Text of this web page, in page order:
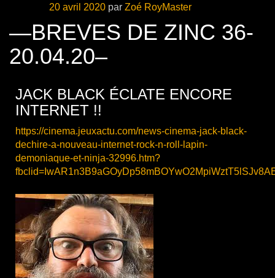
20 avril 2020 par Zoé RoyMaster
—BREVES DE ZINC 36-
20.04.20–
JACK BLACK ÉCLATE ENCORE
INTERNET !!
https://cinema.jeuxactu.com/news-cinema-jack-black-
dechire-a-nouveau-internet-rock-n-roll-lapin-
demoniaque-et-ninja-32996.htm?